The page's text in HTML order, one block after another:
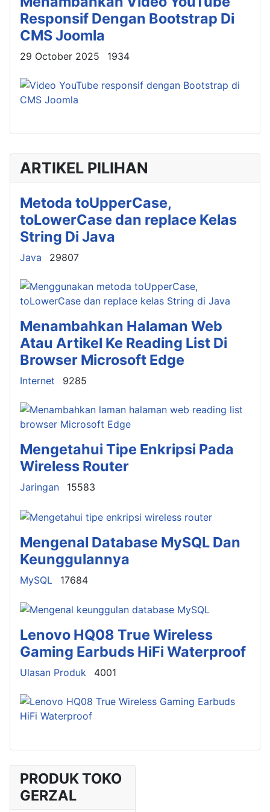
ARTIKEL PILIHAN
Metoda toUpperCase,
toLowerCase dan replace Kelas
String Di Java
Details
Java 29807
Menambahkan Halaman Web
Atau Artikel Ke Reading List Di
Browser Microsoft Edge
Details
Internet 9285
Mengetahui Tipe Enkripsi Pada
Wireless Router
Details
Jaringan 15583
Mengenal Database MySQL Dan
Keunggulannya
Details
MySQL 17684
Lenovo HQ08 True Wireless
Gaming Earbuds HiFi Waterproof
Details
Ulasan Produk 4001
Responsif Dengan Bootstrap Di
CMS Joomla
Details
29 October 2025 1934
PRODUK TOKO
GERZAL